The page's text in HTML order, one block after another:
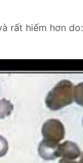
rất hiếm hơn do: